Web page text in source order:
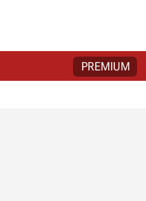
PREMIUM